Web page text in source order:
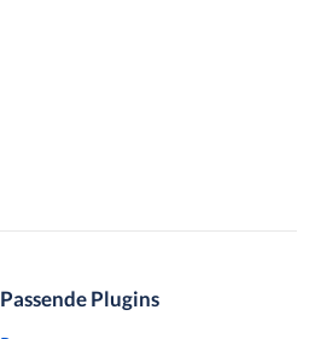
Passende Plugins